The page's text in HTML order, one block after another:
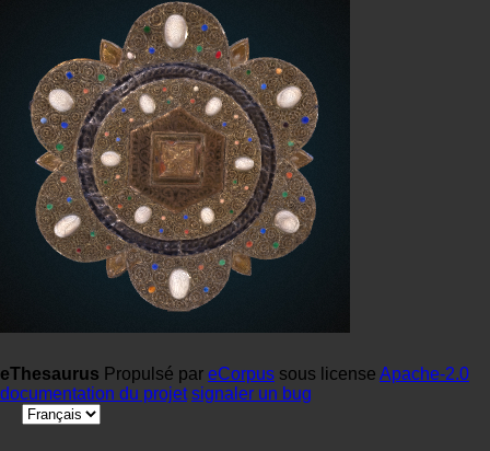
eThesaurus Propulsé par eCorpus sous license Apache-2.0
documentation du projet signaler un bug